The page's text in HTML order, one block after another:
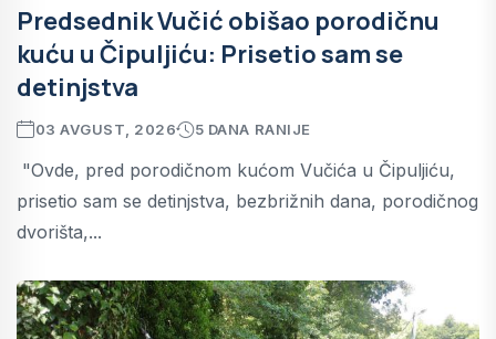
Predsednik Vučić obišao porodičnu
kuću u Čipuljiću: Prisetio sam se
detinjstva
03 AVGUST, 2026 5 DANA RANIJE
"Ovde, pred porodičnom kućom Vučića u Čipuljiću,
prisetio sam se detinjstva, bezbrižnih dana, porodičnog
dvorišta,...